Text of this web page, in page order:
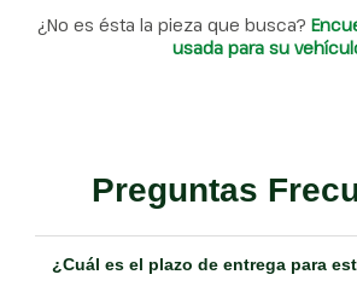
¿No es ésta la pieza que busca?
usada para su
Preguntas
¿Cuál es el plazo de entrega para